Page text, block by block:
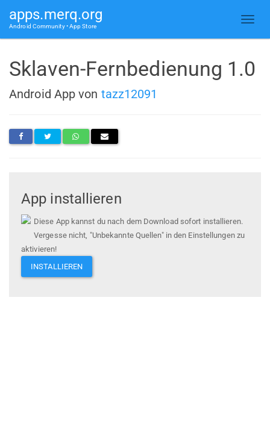
apps.merq.org
Android Community • App Store
Sklaven-Fernbedienung 1.0
Android App von tazz12091
App installieren
Diese App kannst du nach dem Download sofort installieren.
Vergesse nicht, "Unbekannte Quellen" in den Einstellungen zu
aktivieren!
INSTALLIEREN